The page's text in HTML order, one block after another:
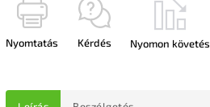
Nyomtatás Kérdés Nyomon követés